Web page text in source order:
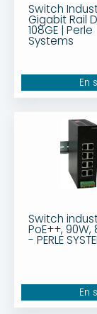
Switch
Gigabit Rail
108GE | Perle
Systems
En
Switch
PoE++,
- PERLE
En